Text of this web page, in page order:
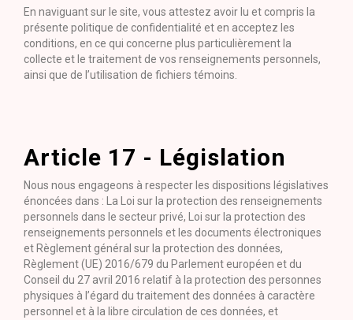
En naviguant sur le site, vous attestez avoir lu et compris la
présente politique de confidentialité et en acceptez les
conditions, en ce qui concerne plus particulièrement la
collecte et le traitement de vos renseignements personnels,
ainsi que de l’utilisation de fichiers témoins.
Article 17 - Législation
Nous nous engageons à respecter les dispositions législatives
énoncées dans : La Loi sur la protection des renseignements
personnels dans le secteur privé, Loi sur la protection des
renseignements personnels et les documents électroniques
et Règlement général sur la protection des données,
Règlement (UE) 2016/679 du Parlement européen et du
Conseil du 27 avril 2016 relatif à la protection des personnes
physiques à l’égard du traitement des données à caractère
personnel et à la libre circulation de ces données, et